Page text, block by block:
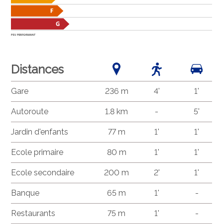
Distances
Gare 236 m 4' 1'
Autoroute 1.8 km - 5'
Jardin d'enfants 77 m 1' 1'
Ecole primaire 80 m 1' 1'
Ecole secondaire 200 m 2' 1'
Banque 65 m 1' -
Restaurants 75 m 1' -